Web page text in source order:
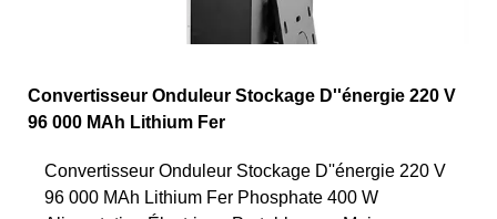
Convertisseur Onduleur Stockage D''énergie 220 V
96 000 MAh Lithium Fer
Convertisseur Onduleur Stockage D''énergie 220 V
96 000 MAh Lithium Fer Phosphate 400 W